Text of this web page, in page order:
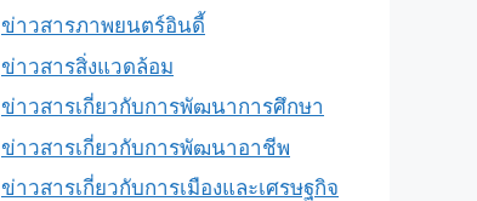
ข่าวสารภาพยนตร์อินดี้
ข่าวสารสิ่งแวดล้อม
ข่าวสารเกี่ยวกับการพัฒนาการศึกษา
ข่าวสารเกี่ยวกับการพัฒนาอาชีพ
ข่าวสารเกี่ยวกับการเมืองและเศรษฐกิจ